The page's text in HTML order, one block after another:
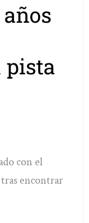
pista
con el
encontrar